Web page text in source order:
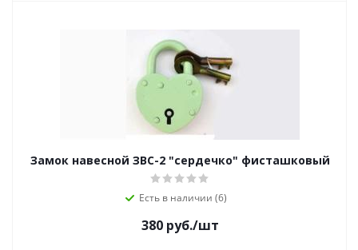
Замок навесной ЗВС-2 "сердечко" фисташковый
Есть в наличии (6)
380руб./шт